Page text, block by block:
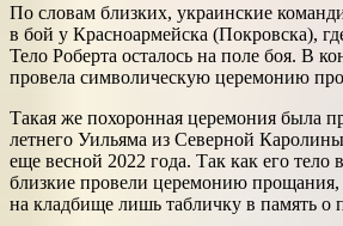
По словам близких, украинские
в бой у Красноармейска (Покровска),
Тело Роберта осталось на поле боя. В
провела символическую церемонию
Такая же похоронная церемония была
летнего Уильяма из Северной
еще весной 2022 года. Так как его тело
близкие провели церемонию прощания,
на кладбище лишь табличку в память о